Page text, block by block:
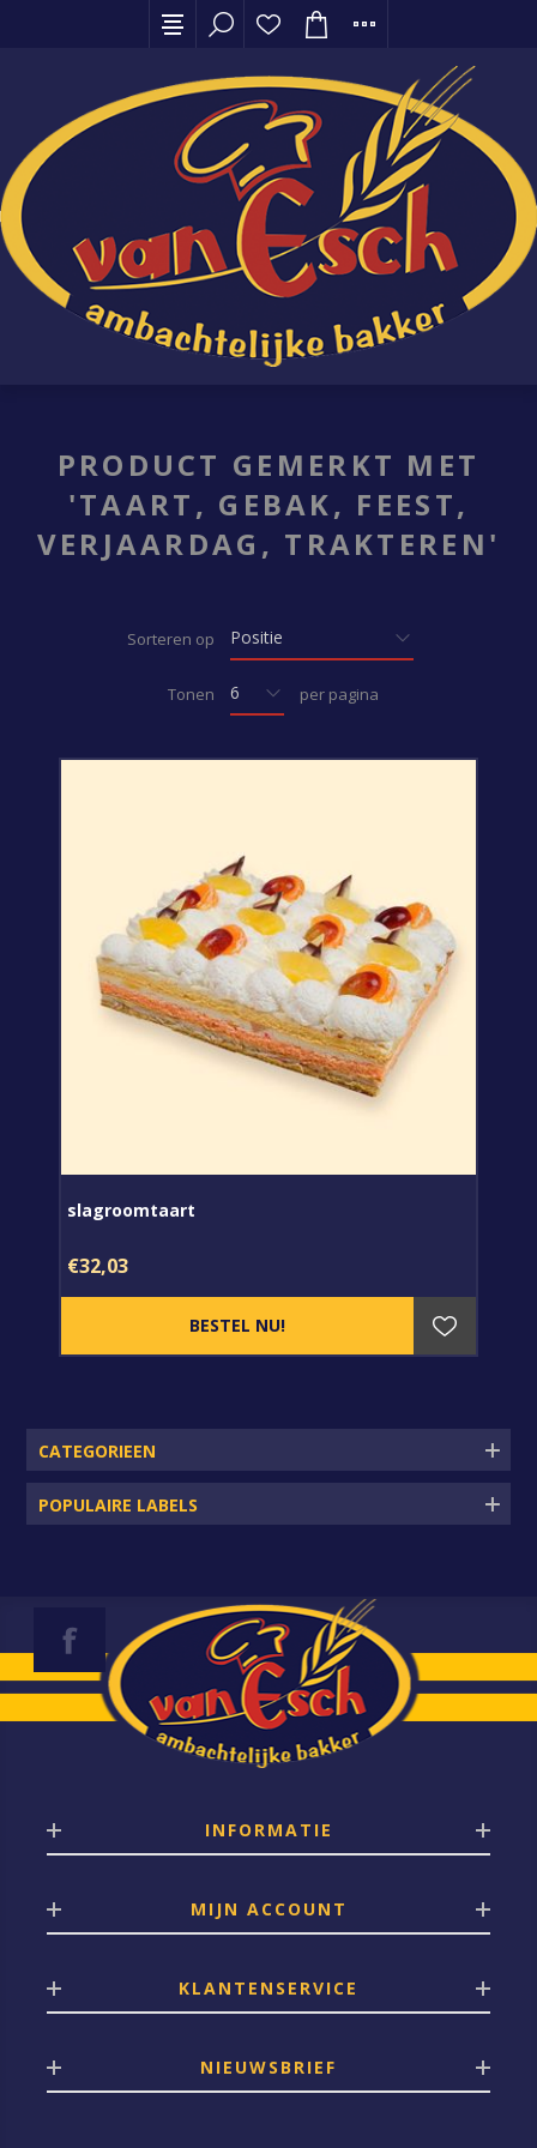
PRODUCT GEMERKT MET
'TAART, GEBAK, FEEST,
VERJAARDAG, TRAKTEREN'
Sorteren op
Tonen per pagina
slagroomtaart
€32,03
CATEGORIEEN
POPULAIRE LABELS
INFORMATIE
MIJN ACCOUNT
KLANTENSERVICE
NIEUWSBRIEF